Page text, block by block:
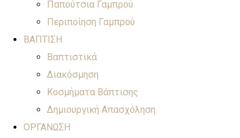
Παπούτσια Γαμπρού
Περιποίηση Γαμπρού
ΒΑΠΤΙΣΗ
Βαπτιστικά
Διακόσμηση
Κοσμήματα Βάπτισης
Δημιουργική Απασχόληση
ΟΡΓΑΝΩΣΗ